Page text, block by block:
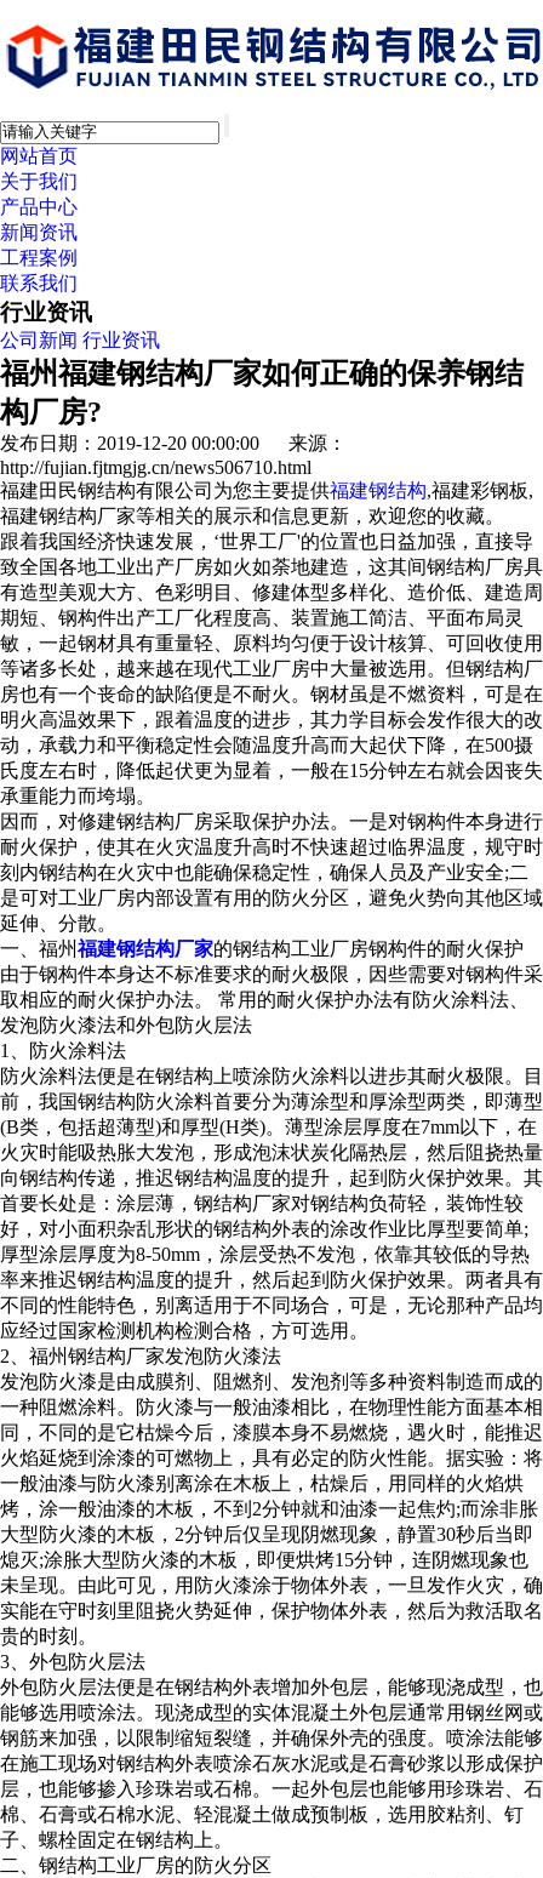
网站首页
关于我们
产品中心
新闻资讯
工程案例
联系我们
行业资讯
公司新闻 行业资讯
福州福建钢结构厂家如何正确的保养钢结
构厂房?
发布日期：2019-12-20 00:00:00 来源：
http://fujian.fjtmgjg.cn/news506710.html
福建田民钢结构有限公司为您主要提供福建钢结构,福建彩钢板,
福建钢结构厂家等相关的展示和信息更新，欢迎您的收藏。
跟着我国经济快速发展，‘世界工厂'的位置也日益加强，直接导
致全国各地工业出产厂房如火如荼地建造，这其间钢结构厂房具
有造型美观大方、色彩明目、修建体型多样化、造价低、建造周
期短、钢构件出产工厂化程度高、装置施工简洁、平面布局灵
敏，一起钢材具有重量轻、原料均匀便于设计核算、可回收使用
等诸多长处，越来越在现代工业厂房中大量被选用。但钢结构厂
房也有一个丧命的缺陷便是不耐火。钢材虽是不燃资料，可是在
明火高温效果下，跟着温度的进步，其力学目标会发作很大的改
动，承载力和平衡稳定性会随温度升高而大起伏下降，在500摄
氏度左右时，降低起伏更为显着，一般在15分钟左右就会因丧失
承重能力而垮塌。
因而，对修建钢结构厂房采取保护办法。一是对钢构件本身进行
耐火保护，使其在火灾温度升高时不快速超过临界温度，规守时
刻内钢结构在火灾中也能确保稳定性，确保人员及产业安全;二
是可对工业厂房内部设置有用的防火分区，避免火势向其他区域
延伸、分散。
一、福州福建钢结构厂家的钢结构工业厂房钢构件的耐火保护
由于钢构件本身达不标准要求的耐火极限，因些需要对钢构件采
取相应的耐火保护办法。 常用的耐火保护办法有防火涂料法、
发泡防火漆法和外包防火层法
1、防火涂料法
防火涂料法便是在钢结构上喷涂防火涂料以进步其耐火极限。目
前，我国钢结构防火涂料首要分为薄涂型和厚涂型两类，即薄型
(B类，包括超薄型)和厚型(H类)。薄型涂层厚度在7mm以下，在
火灾时能吸热胀大发泡，形成泡沫状炭化隔热层，然后阻挠热量
向钢结构传递，推迟钢结构温度的提升，起到防火保护效果。其
首要长处是：涂层薄， 钢结构厂家对钢结构负荷轻，装饰性较
好，对小面积杂乱形状的钢结构外表的涂改作业比厚型要简单;
厚型涂层厚度为8-50mm，涂层受热不发泡，依靠其较低的导热
率来推迟钢结构温度的提升，然后起到防火保护效果。两者具有
不同的性能特色，别离适用于不同场合，可是，无论那种产品均
应经过国家检测机构检测合格，方可选用。
2、福州钢结构厂家发泡防火漆法
发泡防火漆是由成膜剂、阻燃剂、发泡剂等多种资料制造而成的
一种阻燃涂料。防火漆与一般油漆相比，在物理性能方面基本相
同，不同的是它枯燥今后，漆膜本身不易燃烧，遇火时，能推迟
火焰延烧到涂漆的可燃物上，具有必定的防火性能。据实验：将
一般油漆与防火漆别离涂在木板上，枯燥后，用同样的火焰烘
烤，涂一般油漆的木板，不到2分钟就和油漆一起焦灼;而涂非胀
大型防火漆的木板，2分钟后仅呈现阴燃现象，静置30秒后当即
熄灭;涂胀大型防火漆的木板，即便烘烤15分钟，连阴燃现象也
未呈现。由此可见，用防火漆涂于物体外表，一旦发作火灾，确
实能在守时刻里阻挠火势延伸，保护物体外表，然后为救活取名
贵的时刻。
3、外包防火层法
外包防火层法便是在钢结构外表增加外包层，能够现浇成型，也
能够选用喷涂法。现浇成型的实体混凝土外包层通常用钢丝网或
钢筋来加强，以限制缩短裂缝，并确保外壳的强度。喷涂法能够
在施工现场对钢结构外表喷涂石灰水泥或是石膏砂浆以形成保护
层，也能够掺入珍珠岩或石棉。一起外包层也能够用珍珠岩、石
棉、石膏或石棉水泥、轻混凝土做成预制板，选用胶粘剂、钉
子、螺栓固定在钢结构上。
二、钢结构工业厂房的防火分区